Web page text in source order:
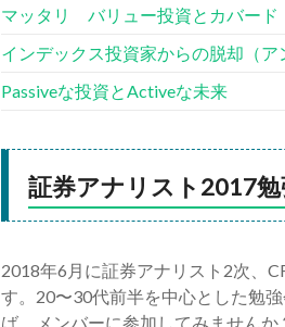
マッタリ バリュー投資とカバード
インデックス投資家からの脱却（ア
Passiveな投資とActiveな未来
証券アナリスト2017勉
2018年6月に証券アナリスト2次、
す。20〜30代前半を中心とした勉
ば、メンバーに参加してみません